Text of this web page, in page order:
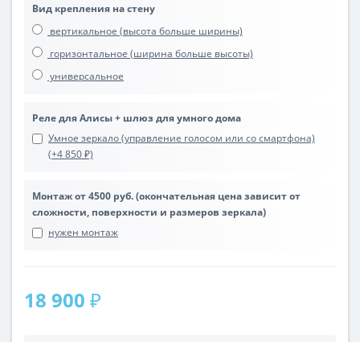
Вид крепления на стену
вертикальное (высота больше ширины)
горизонтальное (ширина больше высоты)
универсальное
Реле для Алисы + шлюз для умного дома
Умное зеркало (управление голосом или со смартфона)
(+4 850 ₽)
Монтаж от 4500 руб. (окончательная цена зависит от
сложности, поверхности и размеров зеркала)
нужен монтаж
18 900 ₽